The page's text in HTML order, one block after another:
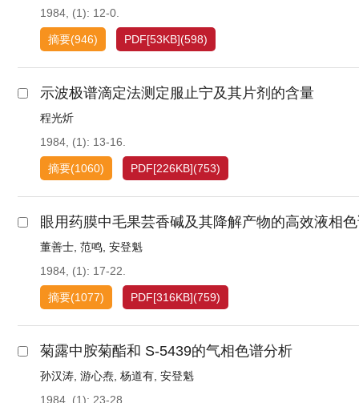
1984, (1): 12-0.
摘要(946) PDF[53KB](598)
示波极谱滴定法测定服止宁及其片剂的含量
程光炘
1984, (1): 13-16.
摘要(1060) PDF[226KB](753)
眼用药膜中毛果芸香碱及其降解产物的高效液相
董善士 范鸣 安登魁
1984, (1): 17-22.
摘要(1077) PDF[316KB](759)
菊露中胺菊酯和 S-5439的气相色谱分析
孙汉涛 游心焘 杨道有 安登魁
1984, (1): 23-28.